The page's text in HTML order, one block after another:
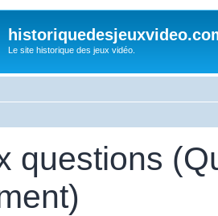
Le site historique des jeux vidéo.
questions